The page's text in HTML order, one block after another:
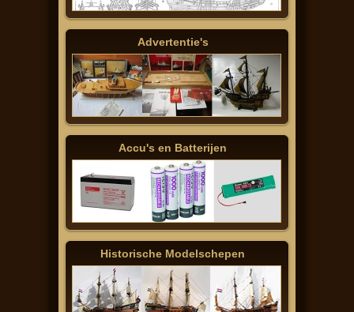
Advertentie's
Accu's en Batterijen
Historische Modelschepen